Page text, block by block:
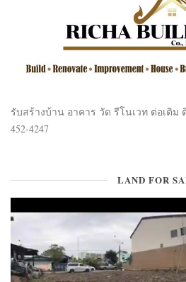
รับสร้างบ้าน อาคาร วัด รีโนเวท ต่อเติม
452-4247
LAND FOR